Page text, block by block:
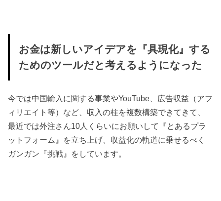
お金は新しいアイデアを『具現化』する
ためのツールだと考えるようになった
今では中国輸入に関する事業やYouTube、広告収益（アフ
ィリエイト等）など、収入の柱を複数構築できてきて、
最近では外注さん10人くらいにお願いして『とあるプラ
ットフォーム』を立ち上げ、収益化の軌道に乗せるべく
ガンガン『挑戦』をしています。